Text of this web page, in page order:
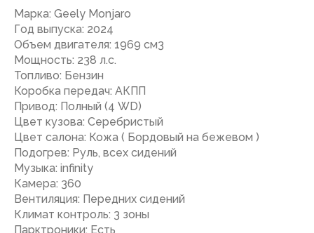
Марка: Geely Monjaro
Год выпуска: 2024
Объем двигателя: 1969 см3
Мощность: 238 л.с.
Топливо: Бензин
Коробка передач: АКПП
Привод: Полный (4 WD)
Цвет кузова: Серебристый
Цвет салона: Кожа ( Бордовый на бежевом )
Подогрев: Руль, всех сидений
Музыка: infinity
Камера: 360
Вентиляция: Передних сидений
Климат контроль: 3 зоны
Парктроники: Есть